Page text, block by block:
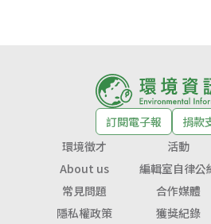
訂閱電子報
捐款
環境徵才
活動
About us
編輯室自律公
常見問題
合作媒體
隱私權政策
獲獎紀錄